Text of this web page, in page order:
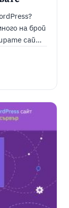
на брой
сайта